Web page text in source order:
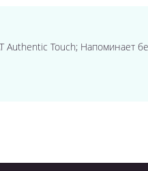
Authentic Touch;